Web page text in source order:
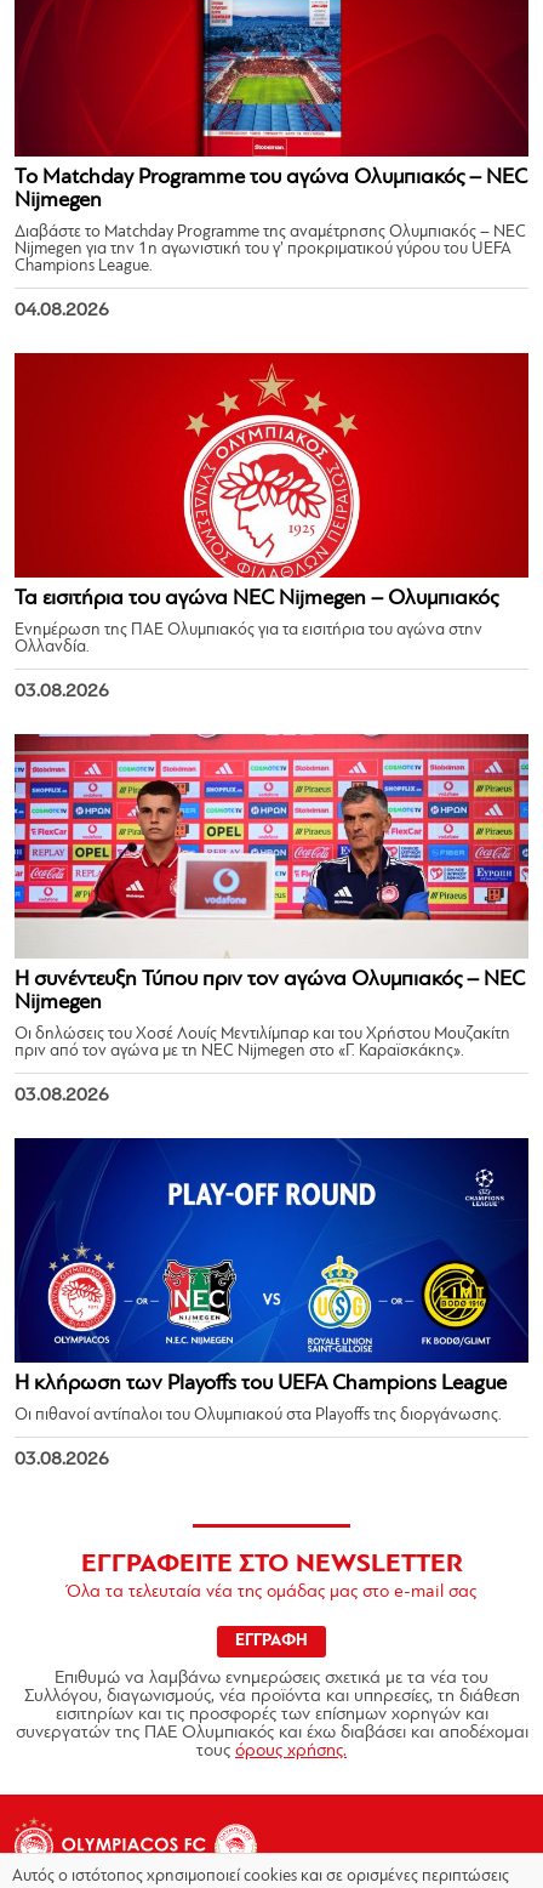
Το Matchday Programme του αγώνα Ολυμπιακός – NEC
Nijmegen
Διαβάστε το Matchday Programme της αναμέτρησης Ολυμπιακός – NEC
Nijmegen για την 1η αγωνιστική του γ’ προκριματικού γύρου του UEFA
Champions League.
04.08.2026
Τα εισιτήρια του αγώνα NEC Nijmegen – Ολυμπιακός
Ενημέρωση της ΠΑΕ Ολυμπιακός για τα εισιτήρια του αγώνα στην
Ολλανδία.
03.08.2026
Η συνέντευξη Τύπου πριν τον αγώνα Ολυμπιακός – NEC
Nijmegen
Οι δηλώσεις του Χοσέ Λουίς Μεντιλίμπαρ και του Χρήστου Μουζακίτη
πριν από τον αγώνα με τη NEC Nijmegen στο «Γ. Καραϊσκάκης».
03.08.2026
Η κλήρωση των Playoffs του UEFA Champions League
Οι πιθανοί αντίπαλοι του Ολυμπιακού στα Playoffs της διοργάνωσης.
03.08.2026
ΕΓΓΡΑΦΕΙΤΕ ΣΤΟ NEWSLETTER
Όλα τα τελευταία νέα της ομάδας μας στο e-mail σας
ΕΓΓΡΑΦΗ
Επιθυμώ να λαμβάνω ενημερώσεις σχετικά με τα νέα του
Συλλόγου, διαγωνισμούς, νέα προϊόντα και υπηρεσίες, τη διάθεση
εισιτηρίων και τις προσφορές των επίσημων χορηγών και
συνεργατών της ΠΑΕ Ολυμπιακός και έχω διαβάσει και αποδέχομαι
τους όρους χρήσης.
Αυτός ο ιστότοπος χρησιμοποιεί cookies και σε ορισμένες περιπτώσεις